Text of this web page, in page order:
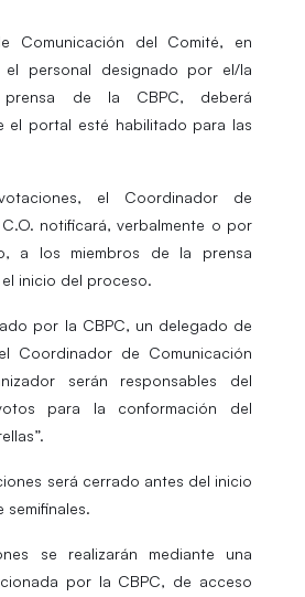
Comunicación del Comité, en
el personal designado por el/la
prensa de la CBPC, deberá
el portal esté habilitado para las
el Coordinador de
notificará, verbalmente o por
a los miembros de la prensa
inicio del proceso.
por la CBPC, un delegado de
Coordinador de Comunicación
serán responsables del
para la conformación del
será cerrado antes del inicio
semifinales.
se realizarán mediante una
por la CBPC, de acceso